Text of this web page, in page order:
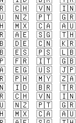
🇨🇭 🇻🇳 🇮🇳
🇳🇿 🇵🇹 🇬🇷
🇲🇽 🇨🇦 🇦🇺
🇦🇪 🇸🇬 🇹🇭
🇩🇪 🇨🇳 🇰🇷
🇪🇸 🇵🇸 🇱🇧
🇫🇷 🇮🇹 🇬🇧
🇪🇬 🇺🇸 🇯🇵
🇵🇭 🇲🇾 🇿🇦
🇮🇩 🇧🇷 🇹🇷
🇨🇭 🇻🇳 🇮🇳
🇳🇿 🇵🇹 🇬🇷
🇲🇽 🇨🇦 🇦🇺